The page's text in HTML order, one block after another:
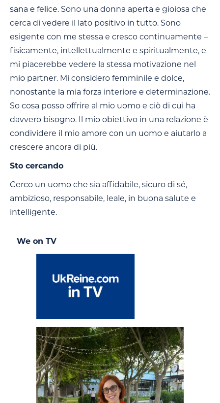
sana e felice. Sono una donna aperta e gioiosa che
cerca di vedere il lato positivo in tutto. Sono
esigente con me stessa e cresco continuamente –
fisicamente, intellettualmente e spiritualmente, e
mi piacerebbe vedere la stessa motivazione nel
mio partner. Mi considero femminile e dolce,
nonostante la mia forza interiore e determinazione.
So cosa posso offrire al mio uomo e ciò di cui ha
davvero bisogno. Il mio obiettivo in una relazione è
condividere il mio amore con un uomo e aiutarlo a
crescere ancora di più.
Sto cercando
Cerco un uomo che sia affidabile, sicuro di sé,
ambizioso, responsabile, leale, in buona salute e
intelligente.
We on TV